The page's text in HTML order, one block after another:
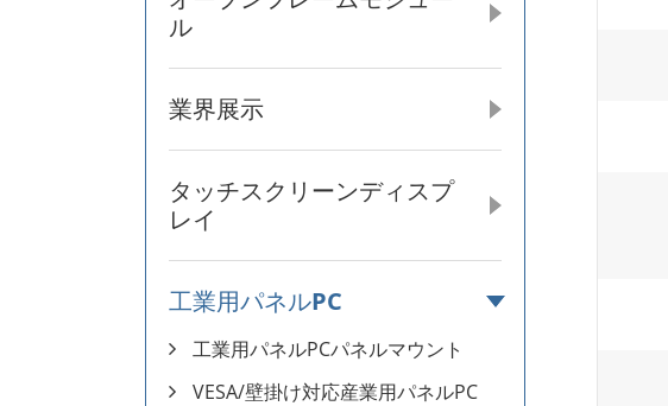
ル
業界展示
タッチスクリーンディスプ
レイ
工業用パネルPC
工業用パネルPCパネルマウント
VESA/壁掛け対応産業用パネルPC